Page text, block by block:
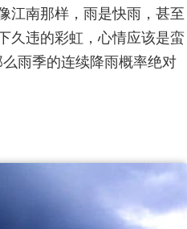
江南那样，雨是快雨，甚至
久违的彩虹，心情应该是蛮
雨季的连续降雨概率绝对